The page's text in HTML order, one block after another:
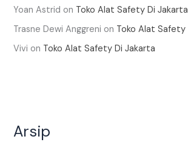
Yoan Astrid on Toko Alat Safety Di Jakarta
Trasne Dewi Anggreni on Toko Alat Safety
Vivi on Toko Alat Safety Di Jakarta
Arsip